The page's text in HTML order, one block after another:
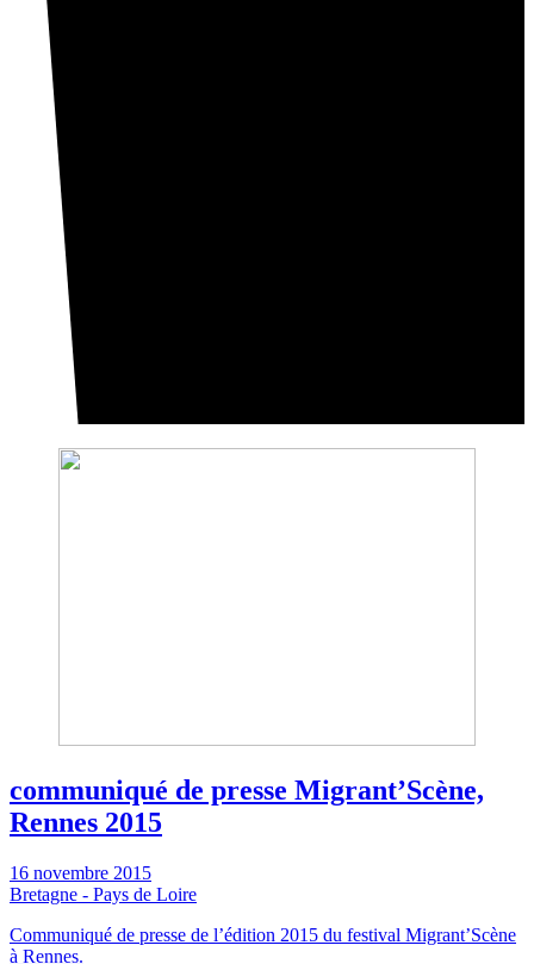
communiqué de presse Migrant’Scène,
Rennes 2015
16 novembre 2015
Bretagne - Pays de Loire
Communiqué de presse de l’édition 2015 du festival Migrant’Scène
à Rennes.